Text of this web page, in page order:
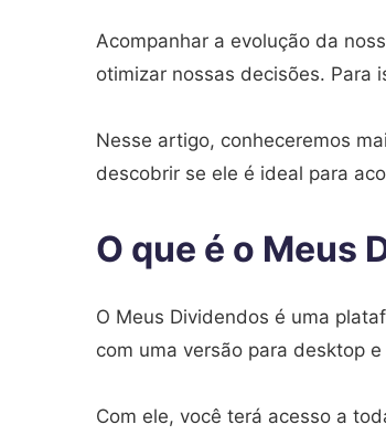
Acompanhar a evolução da
otimizar nossas decisões. Para
Nesse artigo, conheceremos
descobrir se ele é ideal para
O que é o Meus
O Meus Dividendos é uma
com uma versão para desktop
Com ele, você terá acesso a